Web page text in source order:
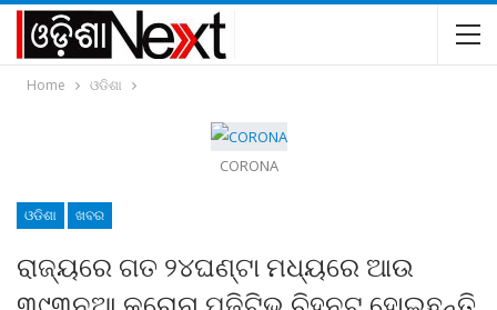
Home ଓଡିଶା
CORONA
ଓଡିଶା ଖବର
ରାଜ୍ୟରେ ଗତ ୨୪ଘଣ୍ଟା ମଧ୍ୟରେ ଆଉ